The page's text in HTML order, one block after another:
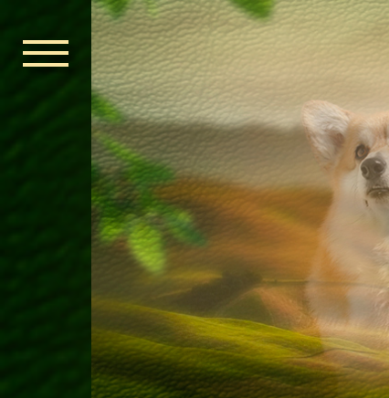
ГОЛОВНА
ОРДЕН
НОВИНИ
ДИТЯЧА
КОНТАКТИ